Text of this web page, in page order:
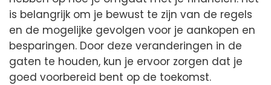
is belangrijk om je bewust te zijn van de regels
en de mogelijke gevolgen voor je aankopen en
besparingen. Door deze veranderingen in de
gaten te houden, kun je ervoor zorgen dat je
goed voorbereid bent op de toekomst.